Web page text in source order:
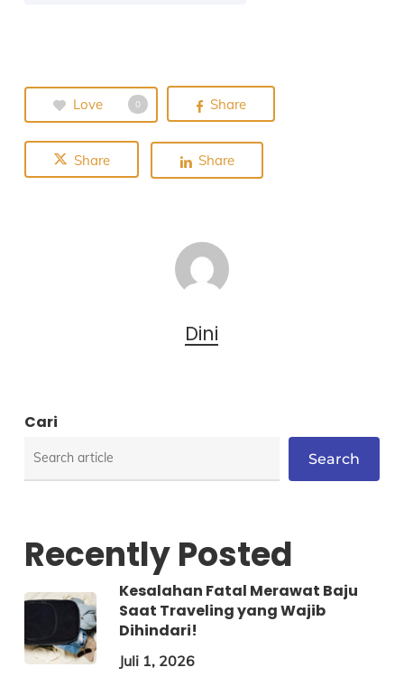
Love 0 Share
Share Share
Dini
Cari
Search
Recently Posted
Kesalahan Fatal Merawat Baju
Saat Traveling yang Wajib
Dihindari!
Juli 1, 2026